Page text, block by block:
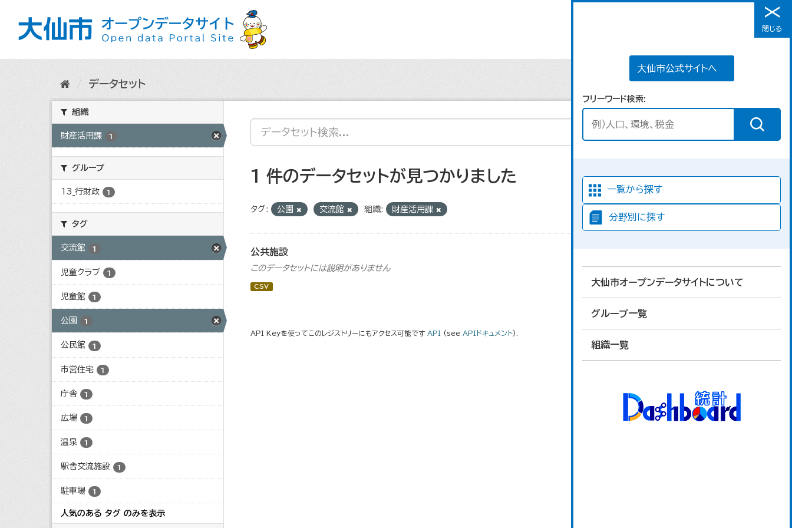
メニュー
大仙市公式サイトへ
フリーワード検索
一覧から探す
分野別に探す
大仙市オープンデータサイトについて
グループ一覧
組織一覧
閉じる
データセット
組織
財産活用課 1
グループ
13_行財政 1
タグ
交流館 1
児童クラブ 1
児童館 1
公園 1
公民館 1
市営住宅 1
庁舎 1
広場 1
温泉 1
駅舎交流施設 1
駐車場 1
人気のある タグ のみを表示
1 件のデータセットが見つかりました
タグ: 公園 交流館 組織: 財産活用課
公共施設
このデータセットには説明がありません
CSV
API Keyを使ってこのレジストリーにもアクセス可能です API (see APIドキュメント).